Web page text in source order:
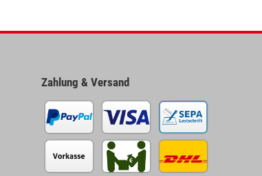
Zahlung & Versand